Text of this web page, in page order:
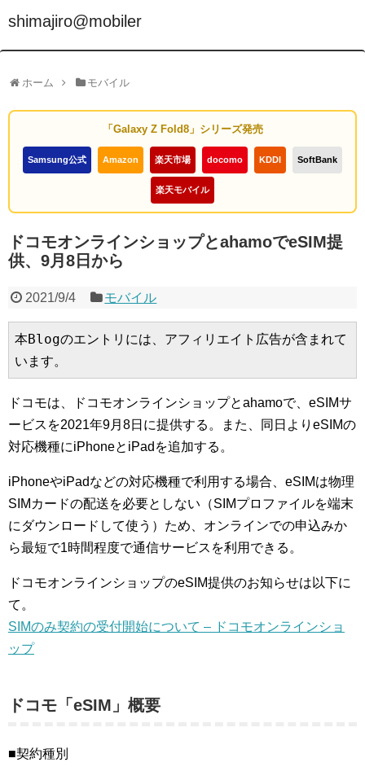
shimajiro@mobiler
ホーム モバイル
「Galaxy Z Fold8」シリーズ発売
Samsung公式 Amazon 楽天市場 docomo KDDI SoftBank
楽天モバイル
ドコモオンラインショップとahamoでeSIM提
供、9月8日から
2021/9/4 モバイル
本Blogのエントリには、アフィリエイト広告が含まれて
います。
ドコモは、ドコモオンラインショップとahamoで、eSIMサ
ービスを2021年9月8日に提供する。また、同日よりeSIMの
対応機種にiPhoneとiPadを追加する。
iPhoneやiPadなどの対応機種で利用する場合、eSIMは物理
SIMカードの配送を必要としない（SIMプロファイルを端末
にダウンロードして使う）ため、オンラインでの申込みか
ら最短で1時間程度で通信サービスを利用できる。
ドコモオンラインショップのeSIM提供のお知らせは以下に
て。
SIMのみ契約の受付開始について – ドコモオンラインショ
ップ
ドコモ「eSIM」概要
■契約種別